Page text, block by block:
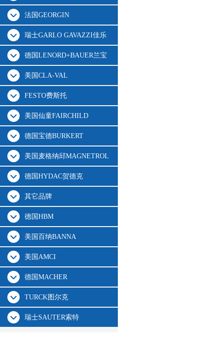
法国GEORGIN
瑞士GARLO GAVAZZI佳乐
德国LENORD+BAUER兰宝
美国CLA-VAL
FESTO费斯托
美国仙童FAIRCHILD
德国宝德BURKERT
美国麦格纳邱MAGNETROL
德国HYDAC贺德克
其它品牌
德国HBM
美国百纳BANNA
美国AMCI
德国MACHER
TURCK图尔克
瑞士SAUTER索特